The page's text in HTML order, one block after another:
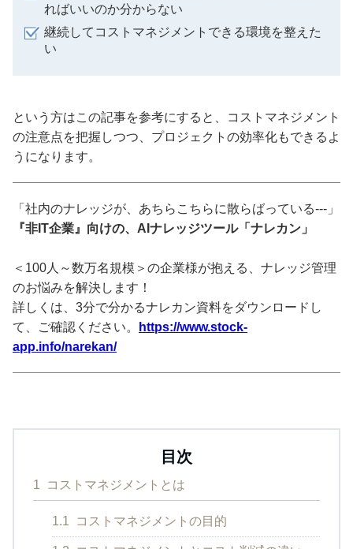
ればいいのか分からない
継続してコストマネジメントできる環境を整えた
い
という方はこの記事を参考にすると、コストマネジメント
の注意点を把握しつつ、プロジェクトの効率化もできるよ
うになります。
「社内のナレッジが、あちらこちらに散らばっている---」
『非IT企業』向けの、AIナレッジツール「ナレカン」
＜100人～数万名規模＞の企業様が抱える、ナレッジ管理
のお悩みを解決します！
詳しくは、3分で分かるナレカン資料をダウンロードし
て、ご確認ください。
https://www.stock-
app.info/narekan/
目次
1 コストマネジメントとは
1.1 コストマネジメントの目的